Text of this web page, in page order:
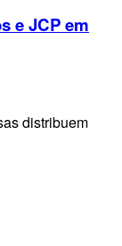
e JCP em
distribuem